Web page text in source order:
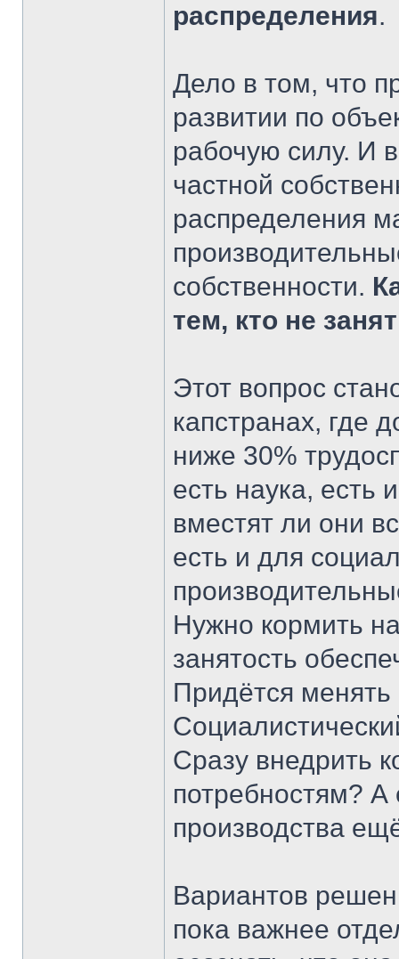
распределения.
Дело в том, что
развитии по
рабочую силу. И
частной
распределения
собственности.
тем, кто не
Этот вопрос
капстранах, где
ниже 30%
есть наука, есть
вместят ли они
есть и для
Нужно кормить
занятость
Придётся
Сразу внедрить
потребностям?
производства
Вариантов
пока важнее